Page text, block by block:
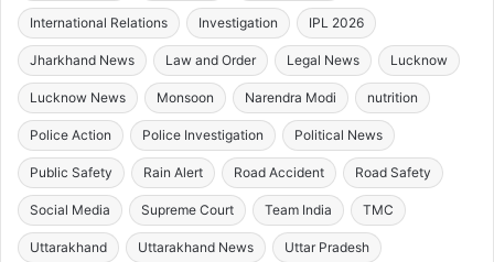
International Relations Investigation IPL 2026
Jharkhand News Law and Order Legal News Lucknow
Lucknow News Monsoon Narendra Modi nutrition
Police Action Police Investigation Political News
Public Safety Rain Alert Road Accident Road Safety
Social Media Supreme Court Team India TMC
Uttarakhand Uttarakhand News Uttar Pradesh